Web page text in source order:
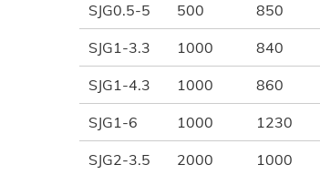
SJG0.5-5 500 850
SJG1-3.3 1000 840
SJG1-4.3 1000 860
SJG1-6 1000 1230
SJG2-3.5 2000 1000